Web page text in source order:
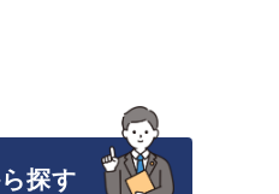
探す